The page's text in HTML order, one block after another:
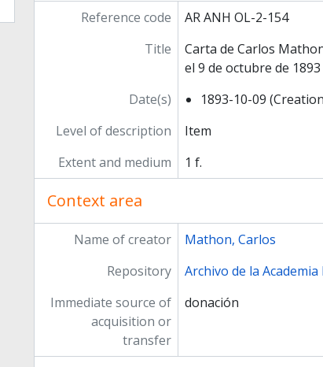
Reference code
AR ANH OL-2-154
Title
Carta de Carlos
el 9 de octubre de 1893
Date(s)
1893-10-09
Level of description
Item
Extent and medium
1 f.
Context area
Name of creator
Mathon, Carlos
Repository
Archivo de la
Immediate source of
acquisition or
transfer
donación